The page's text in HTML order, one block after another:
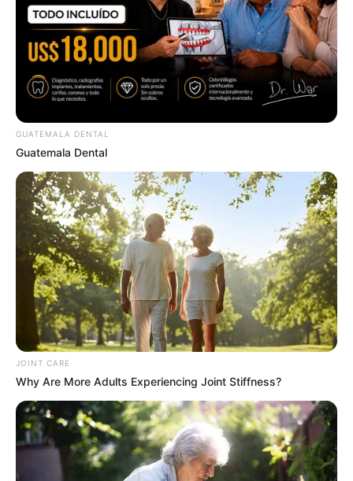
Did They Lie To Us In This Movie?
BRAINBERRIES
The Rarest And Most Valuable Card In The Whole
World
BRAINBERRIES
GUATEMALA DENTAL
Guatemala Dental
JOINT CARE
Why Are More Adults Experiencing Joint Stiffness?